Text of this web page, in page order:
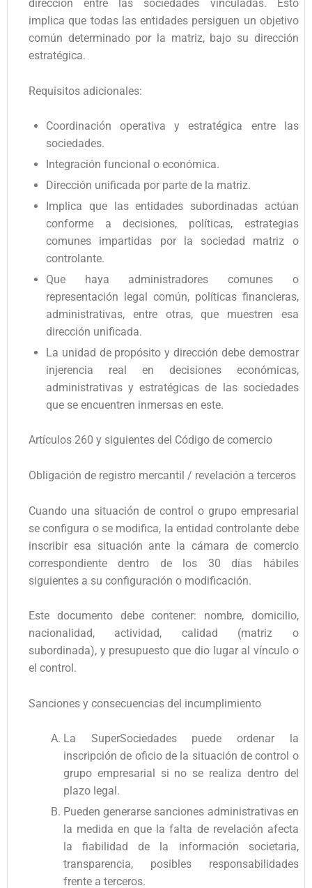
dirección entre las sociedades vinculadas. Esto
implica que todas las entidades persiguen un objetivo
común determinado por la matriz, bajo su dirección
estratégica.
Requisitos adicionales:
Coordinación operativa y estratégica entre las
sociedades.
Integración funcional o económica.
Dirección unificada por parte de la matriz.
Implica que las entidades subordinadas actúan
conforme a decisiones, políticas, estrategias
comunes impartidas por la sociedad matriz o
controlante.
Que haya administradores comunes o
representación legal común, políticas financieras,
administrativas, entre otras, que muestren esa
dirección unificada.
La unidad de propósito y dirección debe demostrar
injerencia real en decisiones económicas,
administrativas y estratégicas de las sociedades
que se encuentren inmersas en este.
Artículos 260 y siguientes del Código de comercio
Obligación de registro mercantil / revelación a terceros
Cuando una situación de control o grupo empresarial
se configura o se modifica, la entidad controlante debe
inscribir esa situación ante la cámara de comercio
correspondiente dentro de los 30 días hábiles
siguientes a su configuración o modificación.
Este documento debe contener: nombre, domicilio,
nacionalidad, actividad, calidad (matriz o
subordinada), y presupuesto que dio lugar al vínculo o
el control.
Sanciones y consecuencias del incumplimiento
La SuperSociedades puede ordenar la
inscripción de oficio de la situación de control o
grupo empresarial si no se realiza dentro del
plazo legal.
Pueden generarse sanciones administrativas en
la medida en que la falta de revelación afecta
la fiabilidad de la información societaria,
transparencia, posibles responsabilidades
frente a terceros.